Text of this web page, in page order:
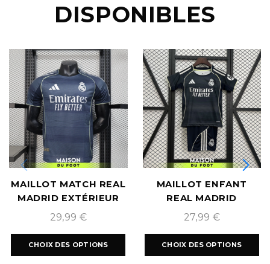
DISPONIBLES
MAILLOT MATCH REAL
MADRID EXTÉRIEUR
2025/2026
29,99 €
CHOIX DES OPTIONS
MAILLOT ENFANT
REAL MADRID
EXTÉRIEUR 2025/2026
27,99 €
CHOIX DES OPTIONS